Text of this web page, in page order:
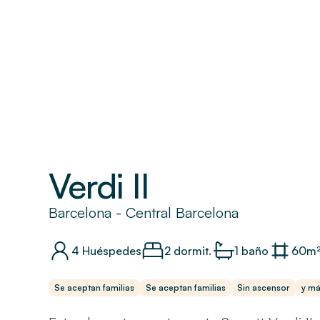
Verdi II
Barcelona - Central Barcelona
4 Huéspedes 2 dormit. 1 baño 60m²
Se aceptan familias Se aceptan familias Sin ascensor y